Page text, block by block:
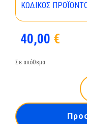
ΚΩΔΙΚΌΣ
40,00 €
Σε απόθεμα
1/
GR